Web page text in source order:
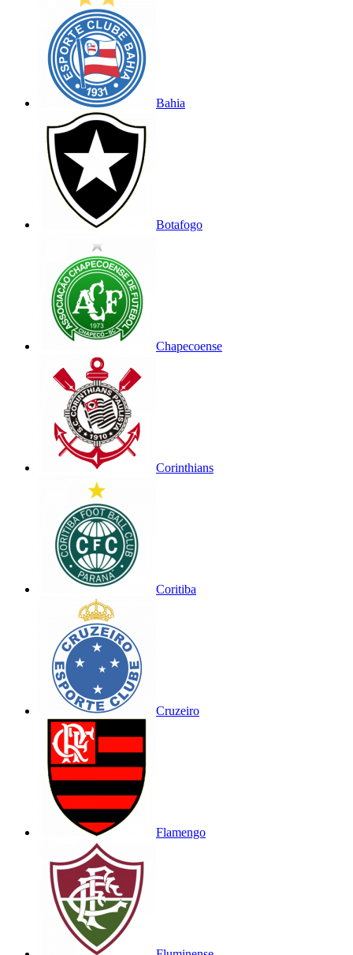
Bahia
Botafogo
Chapecoense
Corinthians
Coritiba
Cruzeiro
Flamengo